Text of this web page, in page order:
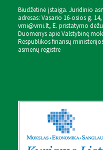
Biudžetinė įstaiga. Juridinio
adresas: Vasario 16-osios g.
vmi@vmi.lt, E. pristatymo
Duomenys apie Valstybinę
Respublikos finansų
asmenų registre